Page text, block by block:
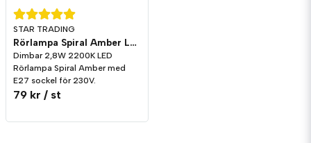
STAR TRADING
Rörlampa Spiral Amber LED 130lm E27 2200K Dim
Dimbar 2,8W 2200K LED
Rörlampa Spiral Amber med
E27 sockel för 230V.
79 kr / st